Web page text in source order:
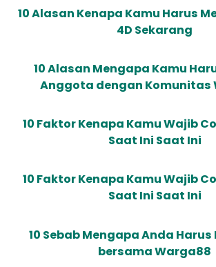
10 Alasan Kenapa Kamu Harus
4D Sekarang
10 Alasan Mengapa Kamu
Anggota dengan Komunitas
10 Faktor Kenapa Kamu Wajib
Saat Ini Saat Ini
10 Faktor Kenapa Kamu Wajib
Saat Ini Saat Ini
10 Sebab Mengapa Anda
bersama Warga88